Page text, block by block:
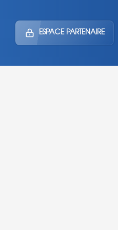
ESPACE PARTENAIRE